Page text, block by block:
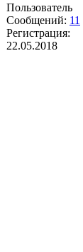
Пользователь
Сообщений: 11
Регистрация:
22.05.2018